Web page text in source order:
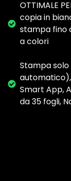
OTTIMALE
copia in
stampa fino
a colori
Stampa
automatico),
Smart App,
da 35 fogli,